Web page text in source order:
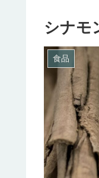
シナモ
食品